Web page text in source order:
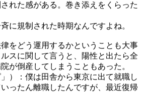
れた感がある。巻き添えをくらった
に規制された時期なんですよね。
をどう運用するかということも大事
スに関して言うと、陽性と出たら全
が倒産してしまうこともあった。
）：僕は田舎から東京に出て就職し
ったん離職したんですが、最近復帰